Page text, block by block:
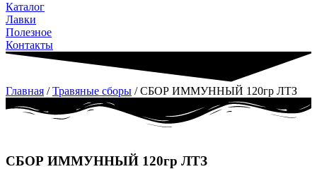
Каталог
Лавки
Полезное
Контакты
Главная /Травяные сборы / СБОР ИММУННЫЙ 120гр ЛТЗ
СБОР ИММУННЫЙ 120гр ЛТЗ